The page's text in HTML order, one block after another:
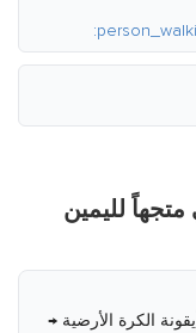
لليمين
الكرة الأرضية →